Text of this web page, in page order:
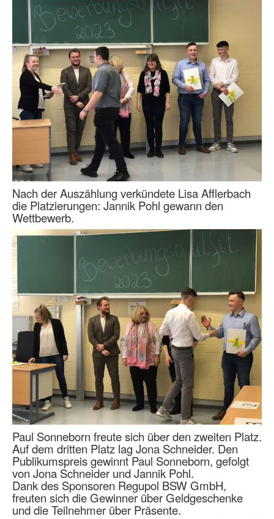
Nach der Auszählung verkündete Lisa Afflerbach
die Platzierungen: Jannik Pohl gewann den
Wettbewerb.
Paul Sonneborn freute sich über den zweiten Platz.
Auf dem dritten Platz lag Jona Schneider. Den
Publikumspreis gewinnt Paul Sonneborn, gefolgt
von Jona Schneider und Jannik Pohl.
Dank des Sponsoren Regupol BSW GmbH,
freuten sich die Gewinner über Geldgeschenke
und die Teilnehmer über Präsente.